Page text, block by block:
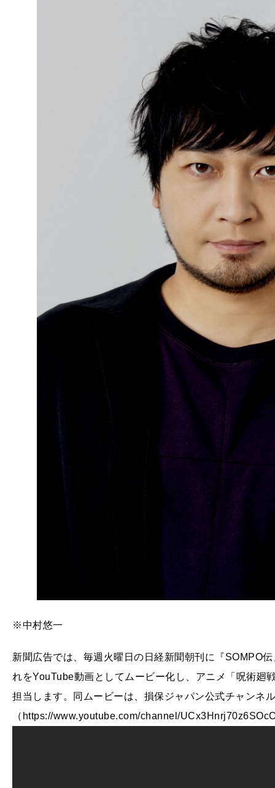
※中村悠一
新聞広告では、毎週火曜日の日経新聞朝刊に『SOMPO
れをYouTube動画としてムービー化し、アニメ「呪術廻
担当します。同ムービーは、損保ジャパン公式チャンネル
（https://www.youtube.com/channel/